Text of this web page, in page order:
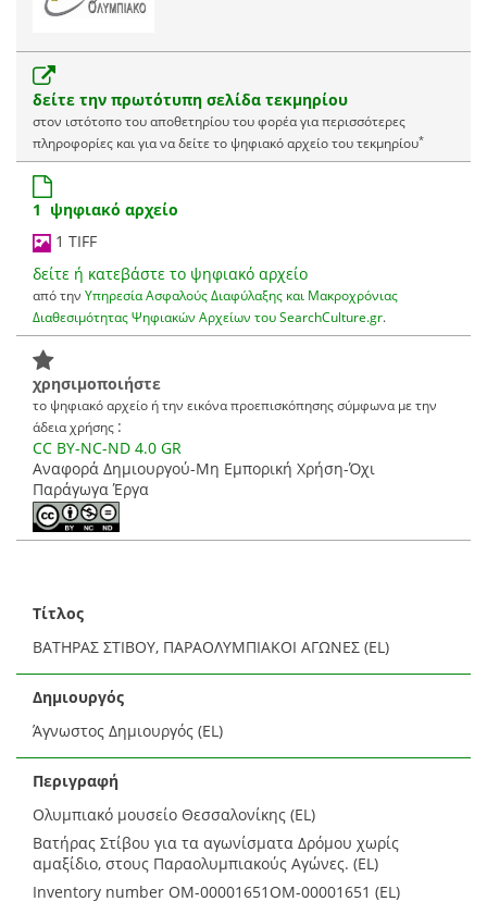
δείτε την πρωτότυπη σελίδα τεκμηρίου
στον ιστότοπο του αποθετηρίου του φορέα για περισσότερες
πληροφορίες και για να δείτε το ψηφιακό αρχείο του τεκμηρίου*
1 ψηφιακό αρχείο
1 TIFF
δείτε ή κατεβάστε το ψηφιακό αρχείο
από την Υπηρεσία Ασφαλούς Διαφύλαξης και Μακροχρόνιας
Διαθεσιμότητας Ψηφιακών Αρχείων του SearchCulture.gr.
χρησιμοποιήστε
το ψηφιακό αρχείο ή την εικόνα προεπισκόπησης σύμφωνα με την
άδεια χρήσης :
CC BY-NC-ND 4.0 GR
Αναφορά Δημιουργού-Μη Εμπορική Χρήση-Όχι
Παράγωγα Έργα
Τίτλος
ΒΑΤΗΡΑΣ ΣΤΙΒΟΥ, ΠΑΡΑΟΛΥΜΠΙΑΚΟΙ ΑΓΩΝΕΣ (EL)
Δημιουργός
Άγνωστος Δημιουργός (EL)
Περιγραφή
Ολυμπιακό μουσείο Θεσσαλονίκης (EL)
Βατήρας Στίβου για τα αγωνίσματα Δρόμου χωρίς
αμαξίδιο, στους Παραολυμπιακούς Αγώνες. (EL)
Inventory number ΟΜ-00001651ΟΜ-00001651 (EL)